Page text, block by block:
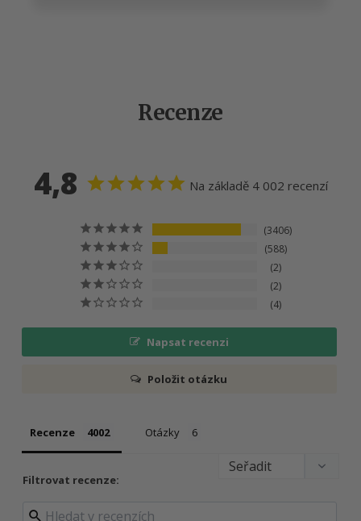
Recenze
4,8 Na základě 4 002 recenzí
3406
588
2
2
4
Napsat recenzi
Položit otázku
Recenze Otázky
Filtrovat recenze: